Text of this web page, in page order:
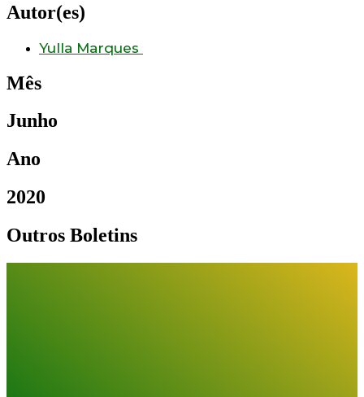
Autor(es)
Yulla Marques
Mês
Junho
Ano
2020
Outros Boletins